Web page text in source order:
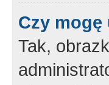
Czy
Tak,